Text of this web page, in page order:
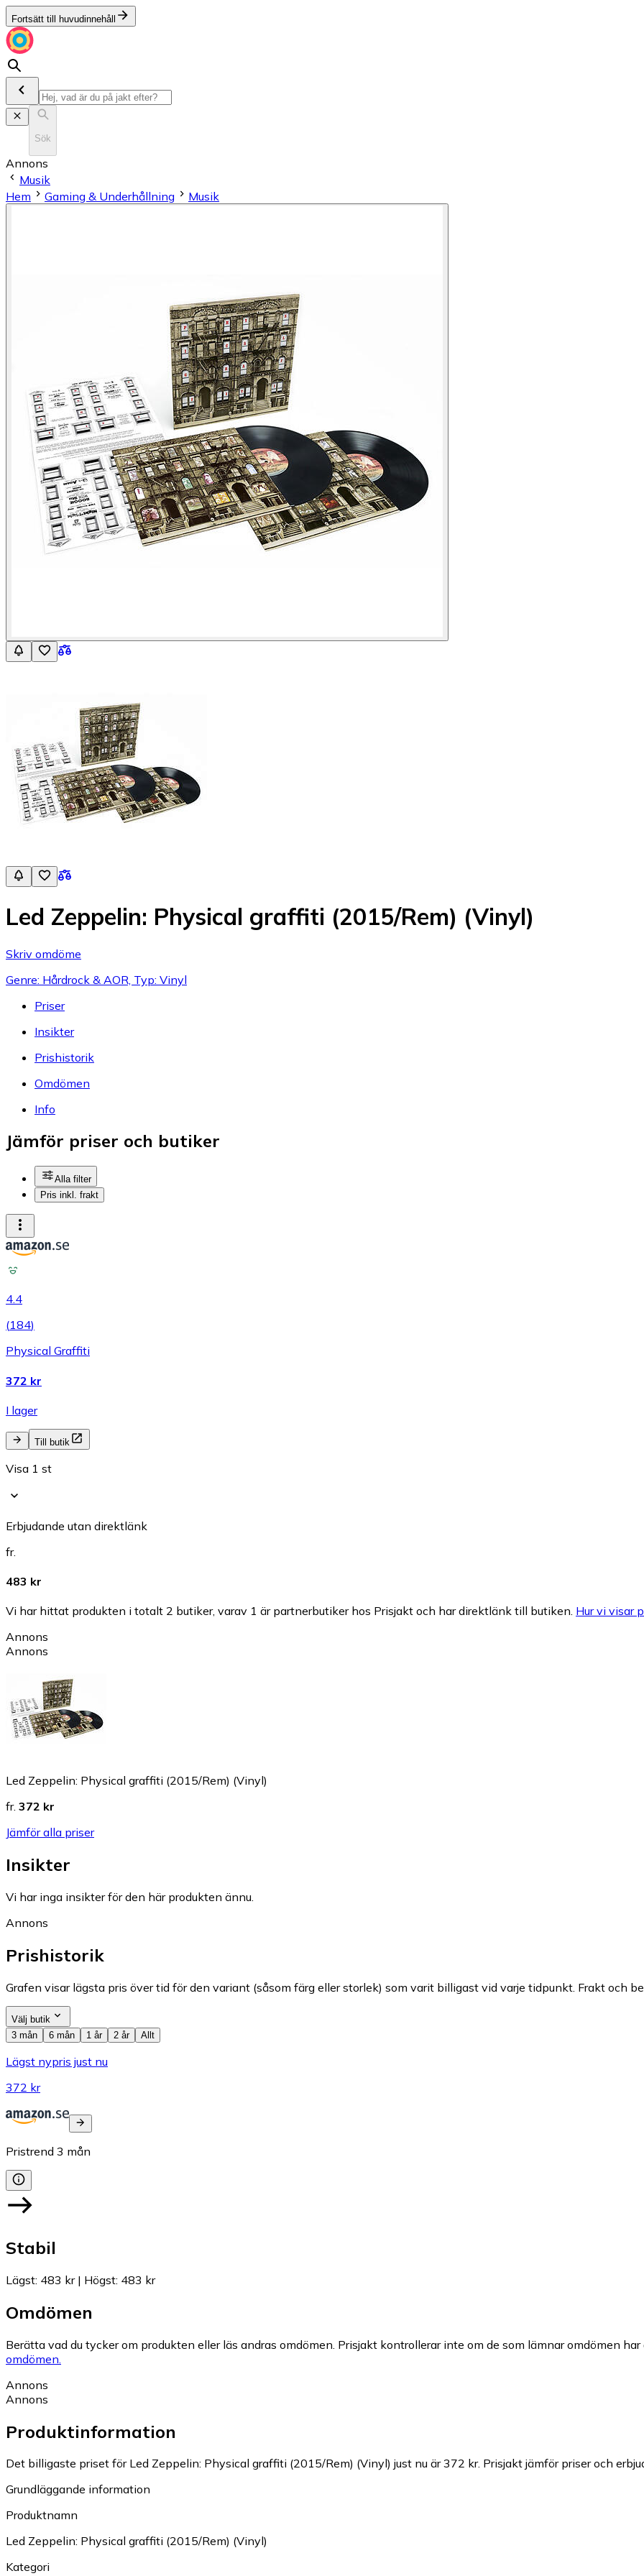
Fortsätt till huvudinnehåll
Sök
Annons
Musik
Hem
Gaming & Underhållning Musik
Led Zeppelin: Physical graffiti (2015/Rem) (Vinyl)
Skriv omdöme
Genre: Hårdrock & AOR, Typ: Vinyl
Priser
Insikter
Prishistorik
Omdömen
Info
Jämför priser och butiker
Alla filter
Pris inkl. frakt
4.4
(184)
Physical Graffiti
372 kr
I lager
Till butik
Visa 1 st
Erbjudande utan direktlänk
fr.
483 kr
Vi har hittat produkten i totalt 2 butiker, varav 1 är partnerbutiker hos Prisjakt och har direktlänk till butiken. Hur vi visar
Annons
Annons
Led Zeppelin: Physical graffiti (2015/Rem) (Vinyl)
fr. 372 kr
Jämför alla priser
Insikter
Vi har inga insikter för den här produkten ännu.
Annons
Prishistorik
Grafen visar lägsta pris över tid för den variant (såsom färg eller storlek) som varit billigast vid varje tidpunkt. Frakt och
Välj butik
3 mån
6 mån 1 år 2 år Allt
Lägst nypris just nu
372 kr
Pristrend 3 mån
Stabil
Lägst: 483 kr| Högst: 483 kr
Omdömen
Berätta vad du tycker om produkten eller läs andras omdömen. Prisjakt kontrollerar inte om de som lämnar omdömen
omdömen.
Annons
Annons
Produktinformation
Det billigaste priset för Led Zeppelin: Physical graffiti (2015/Rem) (Vinyl) just nu är 372 kr. Prisjakt jämför priser och
Grundläggande information
Produktnamn
Led Zeppelin: Physical graffiti (2015/Rem) (Vinyl)
Kategori